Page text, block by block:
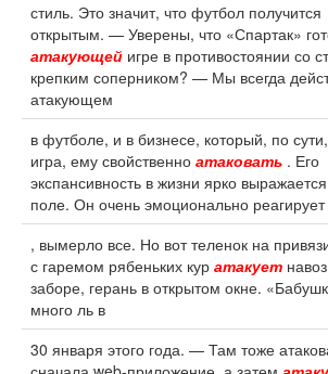
стиль. Это значит, что футбол получится
открытым. — Уверены, что «Спартак»
атакующей игре в противостоянии со
крепким соперником? — Мы всегда
атакующем
в футболе, и в бизнесе, который, по
игра, ему свойственно атаковать . Его
экспансивность в жизни ярко
поле. Он очень эмоционально реагирует
, вымерло все. Но вот теленок на
с гаремом рябеньких кур атакует
заборе, герань в открытом окне.
много ль в
30 января этого года. — Там тоже